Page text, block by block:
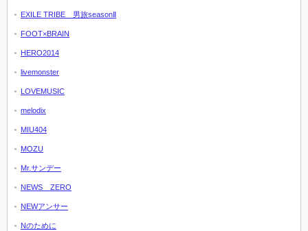
EXILE TRIBE 男旅seasonⅡ
FOOT×BRAIN
HERO2014
livemonster
LOVEMUSIC
melodix
MIU404
MOZU
Mr.サンデー
NEWS ZERO
NEWアンサー
Nのために